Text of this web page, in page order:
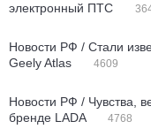
электронный ПТС
Новости РФ / Стали
Geely Atlas
4609
Новости РФ / Чувства,
бренде LADA
4768